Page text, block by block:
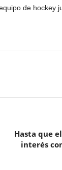
de hockey
Hasta que
interés